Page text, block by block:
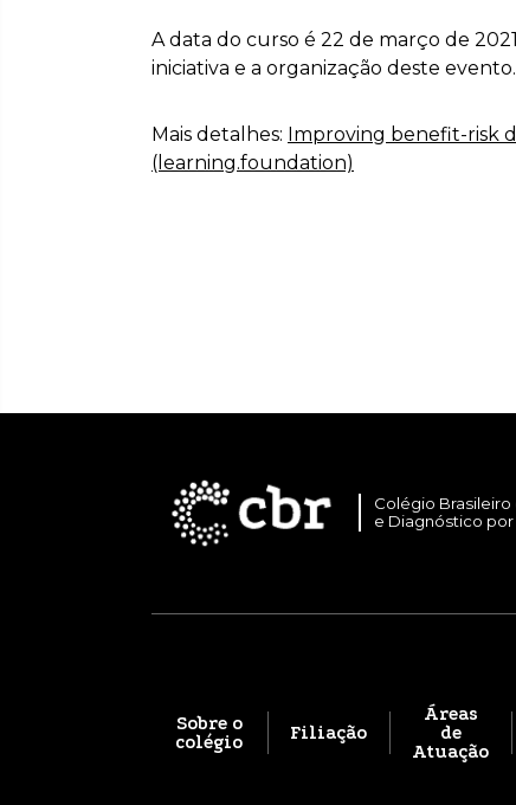
A data do curso é 22 de março de
iniciativa e a organização deste evento.
Mais detalhes: Improving benefit-risk
(learning.foundation)
Colégio
e Diagnóstico
Sobre o
colégio
Filiação
Áreas
de
Atuação